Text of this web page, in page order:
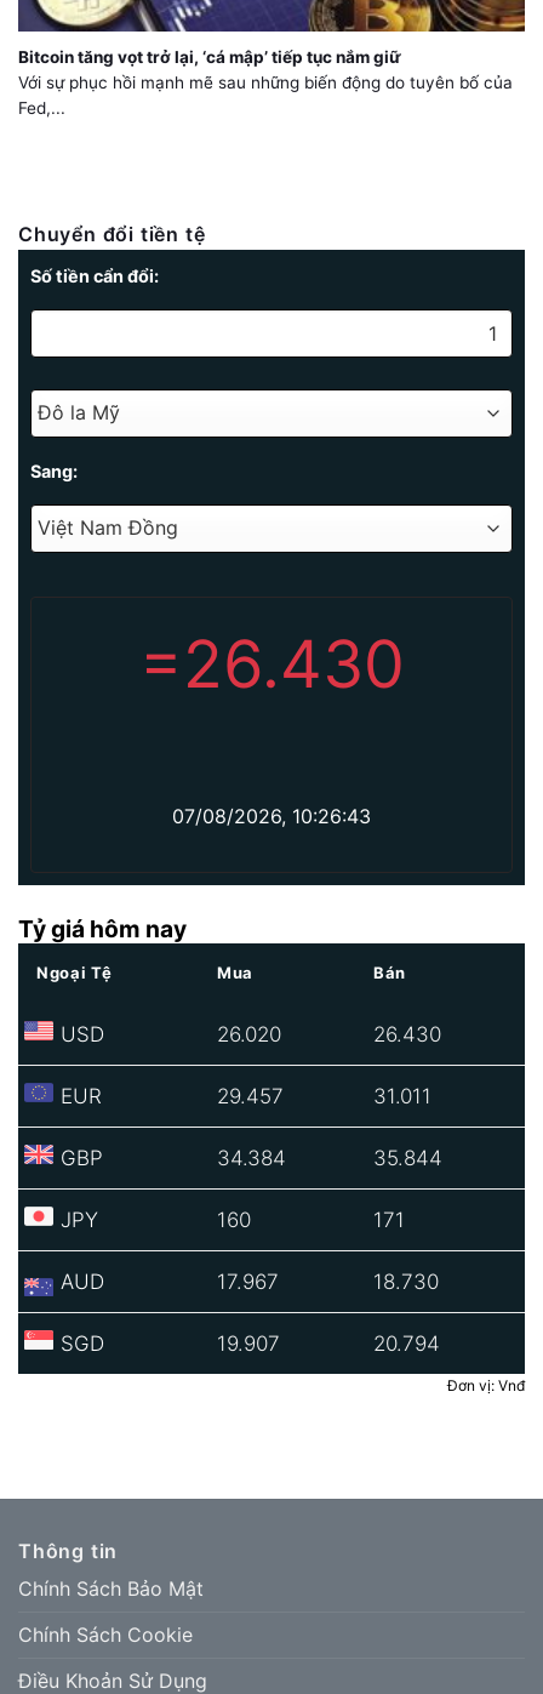
Bitcoin tăng vọt trở lại, ‘cá mập’ tiếp tục nắm giữ
Với sự phục hồi mạnh mẽ sau những biến động do tuyên bố của
Fed,...
Chuyển đổi tiền tệ
Số tiền cẩn đổi:
Sang:
=26.430
07/08/2026, 10:26:43
Tỷ giá hôm nay
Ngoại Tệ Mua Bán
USD 26.020 26.430
EUR 29.457 31.011
GBP 34.384 35.844
JPY 160 171
AUD 17.967 18.730
SGD 19.907 20.794
Đơn vị: Vnđ
Thông tin
Chính Sách Bảo Mật
Chính Sách Cookie
Điều Khoản Sử Dụng